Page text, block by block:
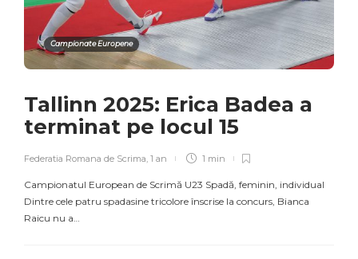
Campionate Europene
Tallinn 2025: Erica Badea a
terminat pe locul 15
Federatia Romana de Scrima 1 an 1 min
Campionatul European de Scrimă U23 Spadă, feminin, individual
Dintre cele patru spadasine tricolore înscrise la concurs, Bianca
Raicu nu a…